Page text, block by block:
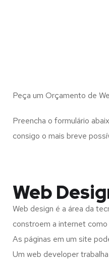
Peça um Orçamento de
Preencha o formulário
consigo o mais breve
Web
Web design é a área da
constroem a internet
As páginas em um site
Um web developer